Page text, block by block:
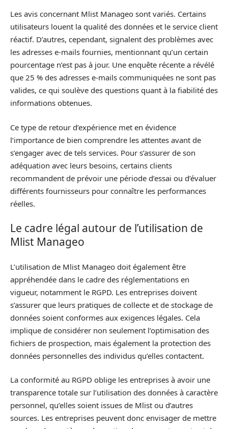
Les avis concernant Mlist Manageo sont variés. Certains
utilisateurs louent la qualité des données et le service client
réactif. D’autres, cependant, signalent des problèmes avec
les adresses e-mails fournies, mentionnant qu’un certain
pourcentage n’est pas à jour. Une enquête récente a révélé
que 25 % des adresses e-mails communiquées ne sont pas
valides, ce qui soulève des questions quant à la fiabilité des
informations obtenues.
Ce type de retour d’expérience met en évidence
l’importance de bien comprendre les attentes avant de
s’engager avec de tels services. Pour s’assurer de son
adéquation avec leurs besoins, certains clients
recommandent de prévoir une période d’essai ou d’évaluer
différents fournisseurs pour connaître les performances
réelles.
Le cadre légal autour de l’utilisation de
Mlist Manageo
L’utilisation de Mlist Manageo doit également être
appréhendée dans le cadre des réglementations en
vigueur, notamment le RGPD. Les entreprises doivent
s’assurer que leurs pratiques de collecte et de stockage de
données soient conformes aux exigences légales. Cela
implique de considérer non seulement l’optimisation des
fichiers de prospection, mais également la protection des
données personnelles des individus qu’elles contactent.
La conformité au RGPD oblige les entreprises à avoir une
transparence totale sur l’utilisation des données à caractère
personnel, qu’elles soient issues de Mlist ou d’autres
sources. Les entreprises peuvent donc envisager de mettre